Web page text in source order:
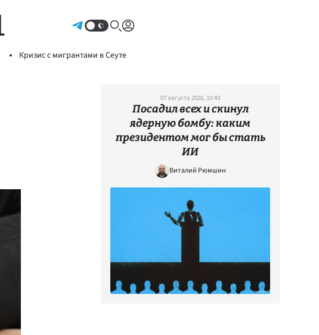
Кризис с мигрантами в Сеуте
07 августа 2026, 10:43
Посадил всех и скинул
ядерную бомбу: каким
президентом мог бы стать
ИИ
Виталий Рюмшин